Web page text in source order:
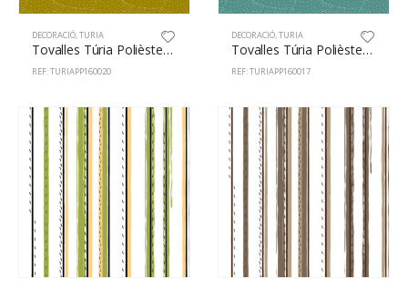
DECORACIÓ,TURIA
Tovalles Túria Polièster 100% 160cm Pois 20
REF: TURIAPP160020
DECORACIÓ,TURIA
Tovalles Túria Polièster 100% 160cm Pois 17
REF: TURIAPP160017